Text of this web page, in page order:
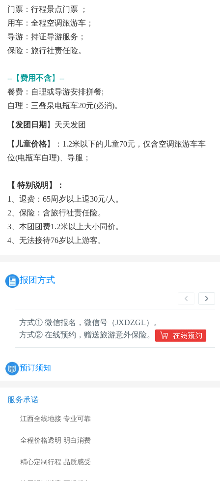
门票：行程景点门票 ；
用车：全程空调旅游车；
导游：持证导游服务；
保险：旅行社责任险。
--【费用不含】--
餐费：自理或导游安排拼餐;
自理：三叠泉电瓶车20元(必消)。
【发团日期 】天天发团
【 儿童价格】：1.2米以下的儿童70元，仅含空调旅游车车
位(电瓶车自理)、导服；
【 特别说明】：
1、退费：65周岁以上退30元/人。
2、保险：含旅行社责任险。
3、本团团费1.2米以上大小同价。
4、无法接待76岁以上游客。
报团方式
方式① 微信报名，微信号（JXDZGL）。
方式② 在线预约，赠送旅游意外保险。
预订须知
服务承诺
江西全线地接 专业可靠
全程价格透明 明白消费
精心定制行程 品质感受